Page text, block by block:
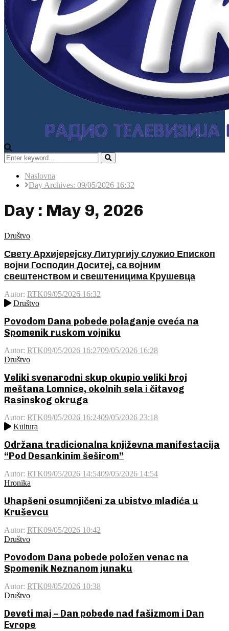
Search
for:
Pretraga
Naslovna
Day Archives: 09/05/2026 16:32
Day : May 9, 2026
Društvo
Свету Архијерејску Литургију служио Епископ
војни Господин Доситеј, са војним
свештенством и свештеницима Крушевца
Autor: RTK09/05/2026 16:32
Društvo
Povodom Dana pobede polaganje cveća na
Spomenik ruskom vojniku
Autor: RTK09/05/2026 16:2709/05/2026 16:28
Društvo
Veliki svenarodni skup okupio veliki broj
meštana Lomnice, okolnih sela i čitavog
Rasinskog okruga
Autor: RTK09/05/2026 16:2409/05/2026 23:18
Kultura
Održana tradicionalna književna manifestacija
“Pod Desankinim šeširom”
Autor: RTK09/05/2026 14:5409/05/2026 14:54
Hronika
Uhapšeni osumnjičeni za ubistvo mladića u
Kruševcu
Autor: RTK09/05/2026 10:42
Društvo
Povodom Dana pobede položen venac na
Spomenik Neznanom junaku
Autor: RTK09/05/2026 10:38
Društvo
Deveti maj – Dan pobede nad fašizmom i Dan
Evrope